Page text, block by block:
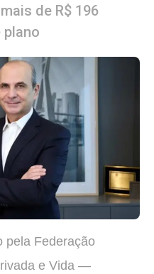
de R$ 196
pela Federação
e Vida —